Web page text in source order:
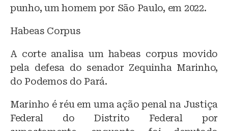
punho, um homem por São Paulo, em 2022.
Habeas Corpus
A corte analisa um habeas corpus movido
pela defesa do senador Zequinha Marinho,
do Podemos do Pará.
Marinho é réu em uma ação penal na Justiça
Federal do Distrito Federal por